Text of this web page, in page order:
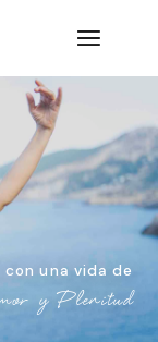
una vida de
y Plenitud